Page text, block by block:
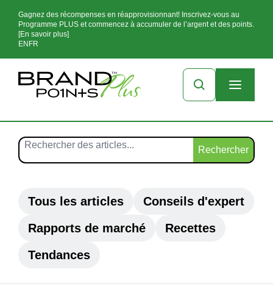
Gagnez des récompenses en réapprovisionnant! Inscrivez-vous au
Programme PLUS et commencez à accumuler de l’argent et des points.
[En savoir plus]
EN FR
Rechercher
Tous les articles
Conseils d'expert
Rapports de marché
Recettes
Tendances